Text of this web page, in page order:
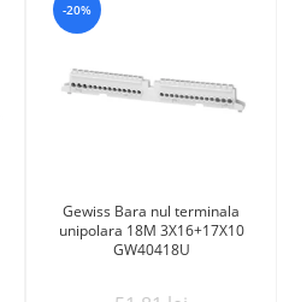
-20%
Gewiss Bara nul terminala
unipolara 18M 3X16+17X10
GW40418U